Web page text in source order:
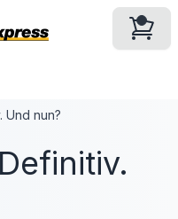
Und nun?